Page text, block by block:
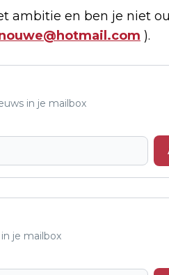
ambitie en ben je niet
).
in je mailbox
je mailbox